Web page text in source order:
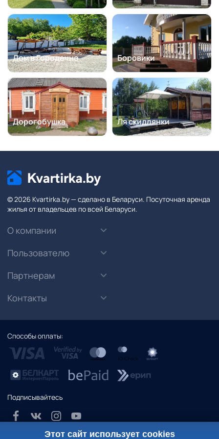
Дом в Городечно Боровики
Дорогобушка Ля скидлянки
© 2026 Kvartirka.by — сделано в Беларуси. Посуточная аренда
жилья от владельцев по всей Беларуси.
О компании
Пользователю
Партнерам
Контакты
Способы оплаты:
Подписывайтесь
Этот сайт использует cookies